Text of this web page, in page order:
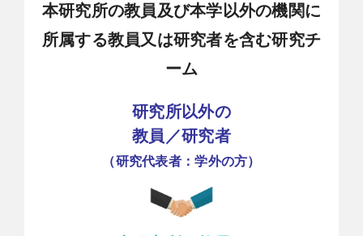
本研究所の教員及び本学以外の機関に
所属する教員又は研究者を含む研究チ
ーム
研究所以外の
教員／研究者
（研究代表者：学外の方）